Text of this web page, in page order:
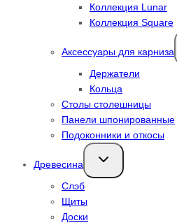
Коллекция Lunar
Коллекция Square
Аксессуары для карниза
Держатели
Кольца
Столы столешницы
Панели шпонированные
Подоконники и откосы
Древесина
Переключить
дочернее
Слэб
Щиты
Доски